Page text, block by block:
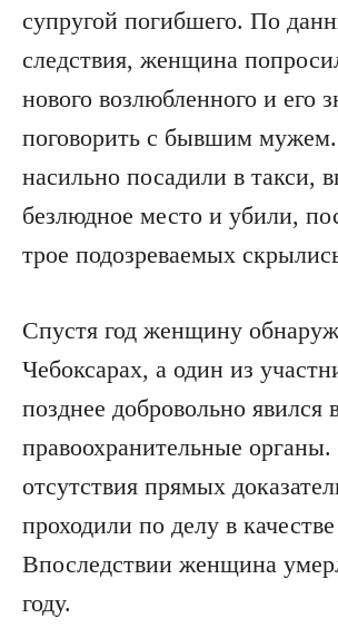
супругой погибшего. По
следствия, женщина
нового возлюбленного и его
поговорить с бывшим
насильно посадили в такси,
безлюдное место и убили,
трое подозреваемых
Спустя год женщину
Чебоксарах, а один из
позднее добровольно явился
правоохранительные
отсутствия прямых
проходили по делу в
Впоследствии женщина
году.